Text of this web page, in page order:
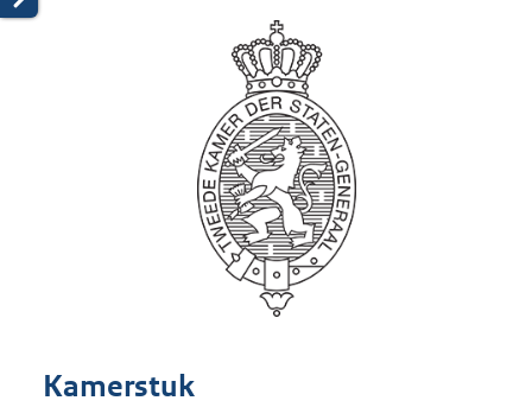
Kamerstuk